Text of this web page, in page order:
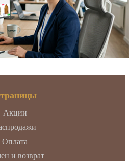
Акции
Оплата
и возврат